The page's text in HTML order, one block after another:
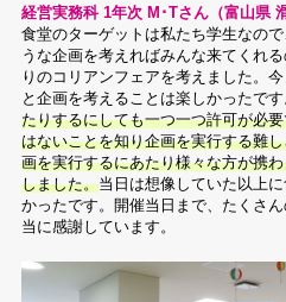
経営実務科 1年次 M･Tさん（富山県
食堂のターゲットは私たち学生なの
うな企画を考えればみんな来てくれ
りのコリアンフェアを考えました。
と企画を考えることは楽しかったです
たりするにしても一つ一つ許可が必
はないことを知り企画を実行する難
画を実行するにあたり様々な方が携
しました。当日は想像していた以上
かったです。開催当日まで、たくさ
当に感謝しています。